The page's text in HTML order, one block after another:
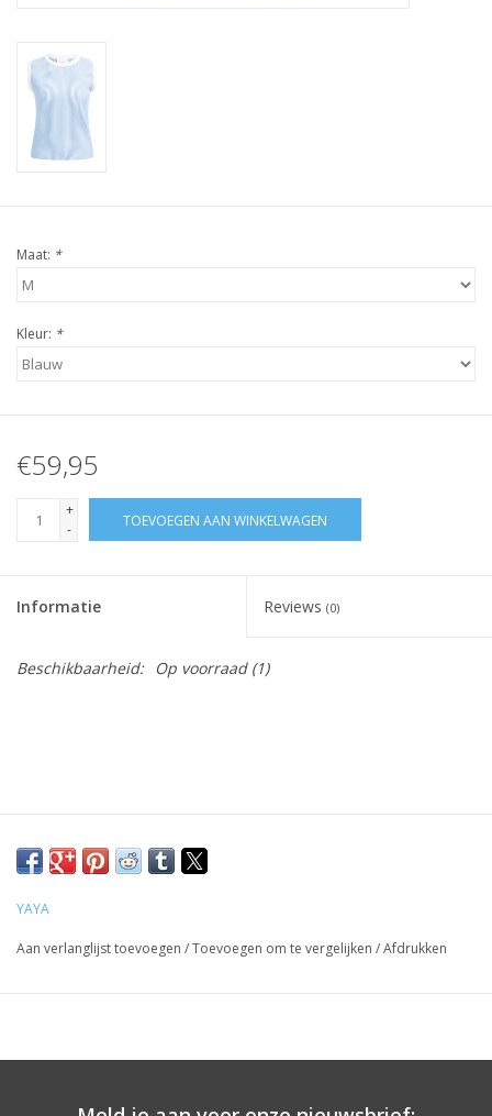
Maat: *
Kleur: *
€59,95
+
-
TOEVOEGEN AAN WINKELWAGEN
Informatie Reviews (0)
Beschikbaarheid: Op voorraad(1)
YAYA
Aan verlanglijst toevoegen /Toevoegen om te vergelijken /Afdrukken